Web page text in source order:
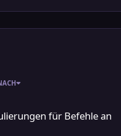
für Befehle an